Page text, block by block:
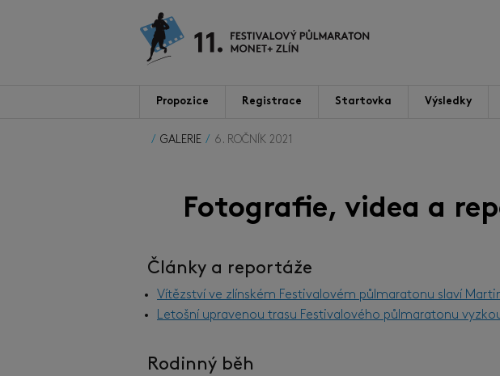
Propozice Registrace Startovka Výsledky
GALERIE 6. ROČNÍK 2021
Fotografie, videa a
Články a reportáže
Vítězství ve zlínském Festivalovém půlmaratonu slaví
Letošní upravenou trasu Festivalového půlmaratonu
Rodinný běh